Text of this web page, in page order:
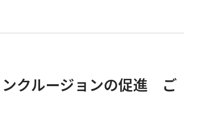
ンクルージョンの促進 ご